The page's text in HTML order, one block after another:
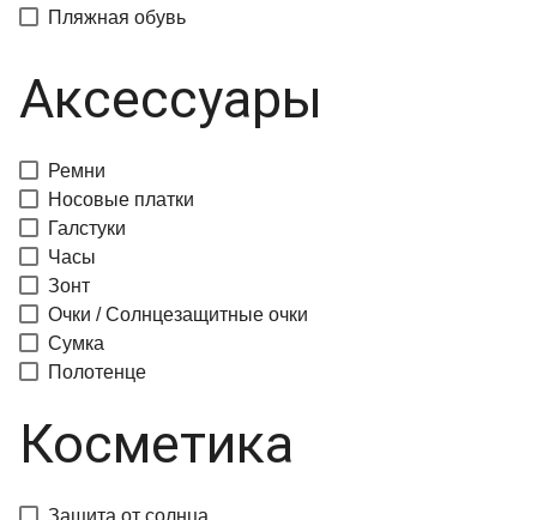
Пляжная обувь
Аксессуары
Ремни
Носовые платки
Галстуки
Часы
Зонт
Очки / Солнцезащитные очки
Сумка
Полотенце
Косметика
Защита от солнца